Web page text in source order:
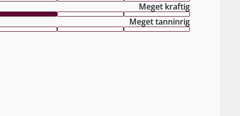
Meget kraftig
Meget tanninrig